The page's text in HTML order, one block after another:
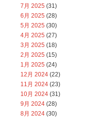
7月 2025 (31)
6月 2025 (28)
5月 2025 (30)
4月 2025 (27)
3月 2025 (18)
2月 2025 (15)
1月 2025 (24)
12月 2024 (22)
11月 2024 (23)
10月 2024 (31)
9月 2024 (28)
8月 2024 (30)